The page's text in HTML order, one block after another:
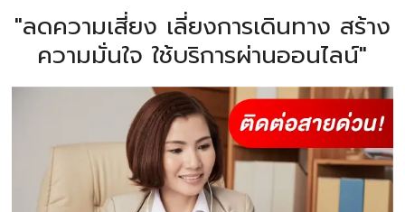
"ลดความเสี่ยง เลี่ยงการเดินทาง สร้าง
ความมั่นใจ ใช้บริการผ่านออนไลน์"